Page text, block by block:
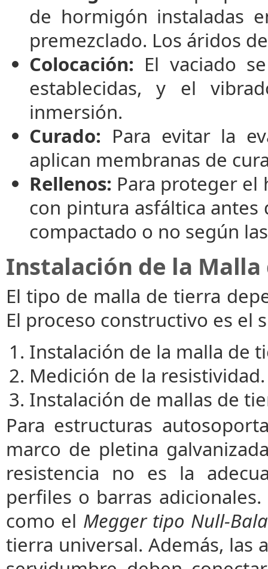
de hormigón instaladas
premezclado. Los áridos
Colocación: El vaciado
establecidas, y el
inmersión.
Curado: Para evitar la
aplican membranas de
Rellenos: Para proteger el
con pintura asfáltica
compactado o no según
Instalación de la Malla
El tipo de malla de tierra
El proceso constructivo es el
Instalación de la malla de
Medición de la resistividad.
Instalación de mallas de
Para estructuras
marco de pletina
resistencia no es la
perfiles o barras
como el Megger tipo Null-
tierra universal. Además, las